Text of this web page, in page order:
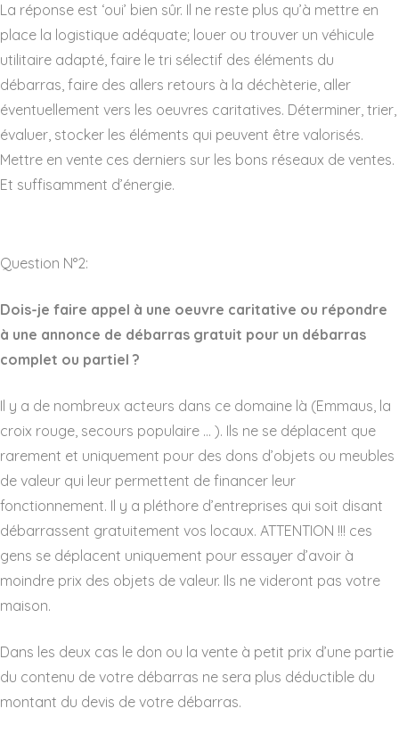
La réponse est ‘oui’ bien sûr. Il ne reste plus qu’à mettre en
place la logistique adéquate; louer ou trouver un véhicule
utilitaire adapté, faire le tri sélectif des éléments du
débarras, faire des allers retours à la déchèterie, aller
éventuellement vers les oeuvres caritatives. Déterminer, trier,
évaluer, stocker les éléments qui peuvent être valorisés.
Mettre en vente ces derniers sur les bons réseaux de ventes.
Et suffisamment d’énergie.
Question N°2:
Dois-je faire appel à une oeuvre caritative ou répondre
à une annonce de débarras gratuit pour un débarras
complet ou partiel ?
Il y a de nombreux acteurs dans ce domaine là (Emmaus, la
croix rouge, secours populaire … ). Ils ne se déplacent que
rarement et uniquement pour des dons d’objets ou meubles
de valeur qui leur permettent de financer leur
fonctionnement. Il y a pléthore d’entreprises qui soit disant
débarrassent gratuitement vos locaux. ATTENTION !!! ces
gens se déplacent uniquement pour essayer d’avoir à
moindre prix des objets de valeur. Ils ne videront pas votre
maison.
Dans les deux cas le don ou la vente à petit prix d’une partie
du contenu de votre débarras ne sera plus déductible du
montant du devis de votre débarras.